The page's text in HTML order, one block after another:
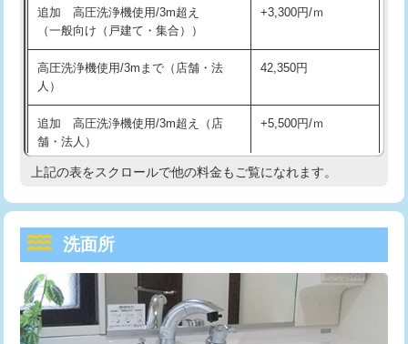
マス交換（深さ50㎝以上） 66,000円
コンクリート斫り（厚さ10㎝まで） 27,500円
コンクリート斫り（厚さ10㎝超え）
モルタル補修（厚さ10㎝まで）
モルタル補修（厚さ10㎝超え） 38,500円
洗面台設置 38,500円
追加人工
廃棄・処分 現場見積
※給水管工事は20mmまでの価格です。
持込商品取付（混合水栓） 16,500円
給水管工事※（ホール加工)
給水管工事※（バンド止め) 3,300円
給水管工事※（支持金具設置) 5,500円
給水管工事※（保温材使用（バンド止
め込み）)
5,500円
給水管工事※（土の掘削・埋め戻し作
業)
11,000円
給水管工事※（塩ビ管（VP・HI）使
用/3ｍまで)
33,000円
追加 高圧洗浄機使用/3m超え
（一般向け（戸建て・集合））
+3,300円/ｍ
高圧洗浄機使用/3mまで（店舗・法
人）
42,350円
追加 高圧洗浄機使用/3m超え（店
舗・法人）
+5,500円/ｍ
高度高圧洗浄換 現地調査
トーラー機使用/3mまで
追加トーラー機使用/3m超え +3,300円
カメラ調査 33,000円
上記の表をスクロールで他の料金もご覧になれます。
洗面所